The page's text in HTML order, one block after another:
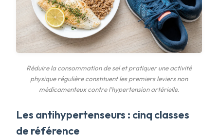
Réduire la consommation de sel et pratiquer une activité
physique régulière constituent les premiers leviers non
médicamenteux contre l’hypertension artérielle.
Les antihypertenseurs : cinq classes
de référence